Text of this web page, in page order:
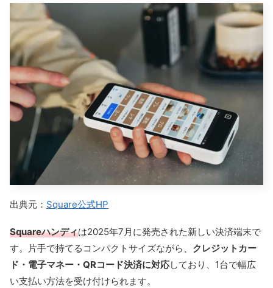
出典元： Square公式HP
Squareハンディは2025年7月に発売された新しい決済端末で
す。片手で持てるコンパクトサイズながら、 クレジットカー
ド・電子マネー・QRコード決済に対応しており、1台で幅広
い支払い方法を受け付けられます。